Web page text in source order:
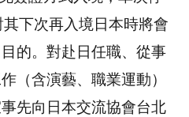
下次再入境日本時將會
的。對赴日任職、從事
（含演藝、職業運動）
先向日本交流協會台北